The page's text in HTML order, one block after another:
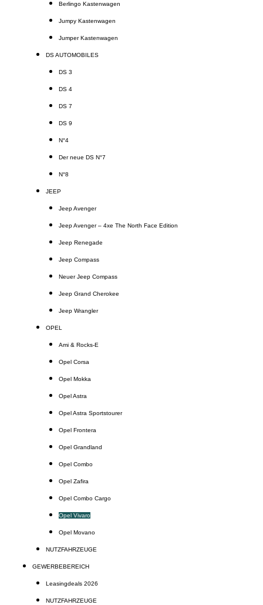
Berlingo Kastenwagen
Jumpy Kastenwagen
Jumper Kastenwagen
DS AUTOMOBILES
DS 3
DS 4
DS 7
DS 9
N°4
Der neue DS N°7
N°8
JEEP
Jeep Avenger
Jeep Avenger – 4xe The North Face Edition
Jeep Renegade
Jeep Compass
Neuer Jeep Compass
Jeep Grand Cherokee
Jeep Wrangler
OPEL
Ami & Rocks-E
Opel Corsa
Opel Mokka
Opel Astra
Opel Astra Sportstourer
Opel Frontera
Opel Grandland
Opel Combo
Opel Zafira
Opel Combo Cargo
Opel Vivaro
Opel Movano
NUTZFAHRZEUGE
GEWERBEBEREICH
Leasingdeals 2026
NUTZFAHRZEUGE